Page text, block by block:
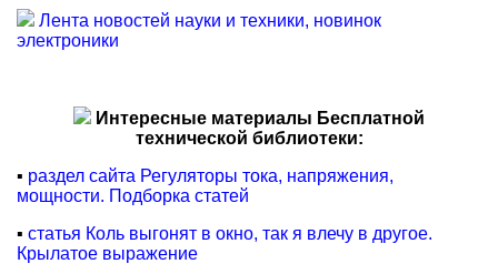
Лента новостей науки и техники, новинок
электроники
Интересные материалы Бесплатной
технической библиотеки:
▪ раздел сайта Регуляторы тока, напряжения,
мощности. Подборка статей
▪ статья Коль выгонят в окно, так я влечу в другое.
Крылатое выражение